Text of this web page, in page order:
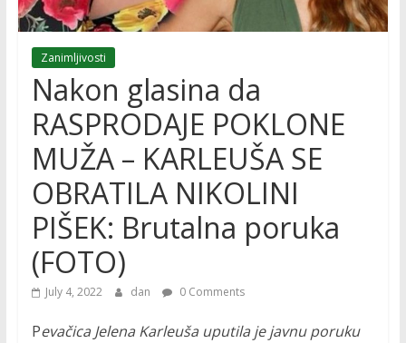
Zanimljivosti
Nakon glasina da
RASPRODAJE POKLONE
MUŽA – KARLEUŠA SE
OBRATILA NIKOLINI
PIŠEK: Brutalna poruka
(FOTO)
July 4, 2022 dan 0 Comments
Pevačica Jelena Karleuša uputila je javnu poruku